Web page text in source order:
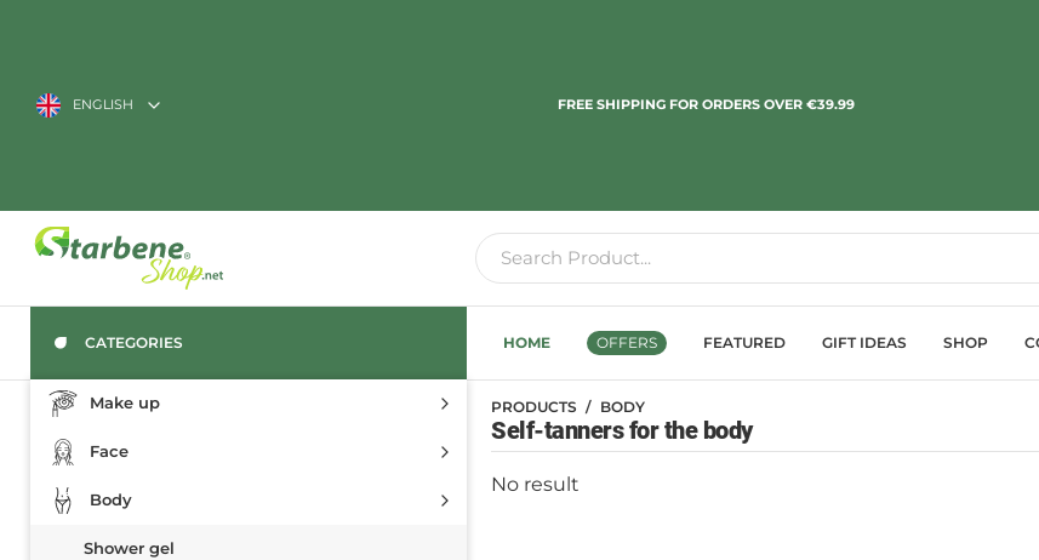
ENGLISH FREE SHIPPING FOR ORDERS OVER €39.99
CATEGORIES
Make up
Face
Body
Shower gel
HOME OFFERS FEATURED GIFT IDEAS SHOP
PRODUCTS BODY
Self-tanners for the body
No result